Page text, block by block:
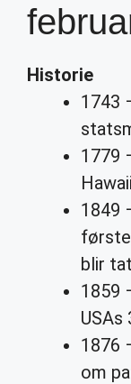
Historie
1743
1779
1849
blir
1859
USAs
1876
om